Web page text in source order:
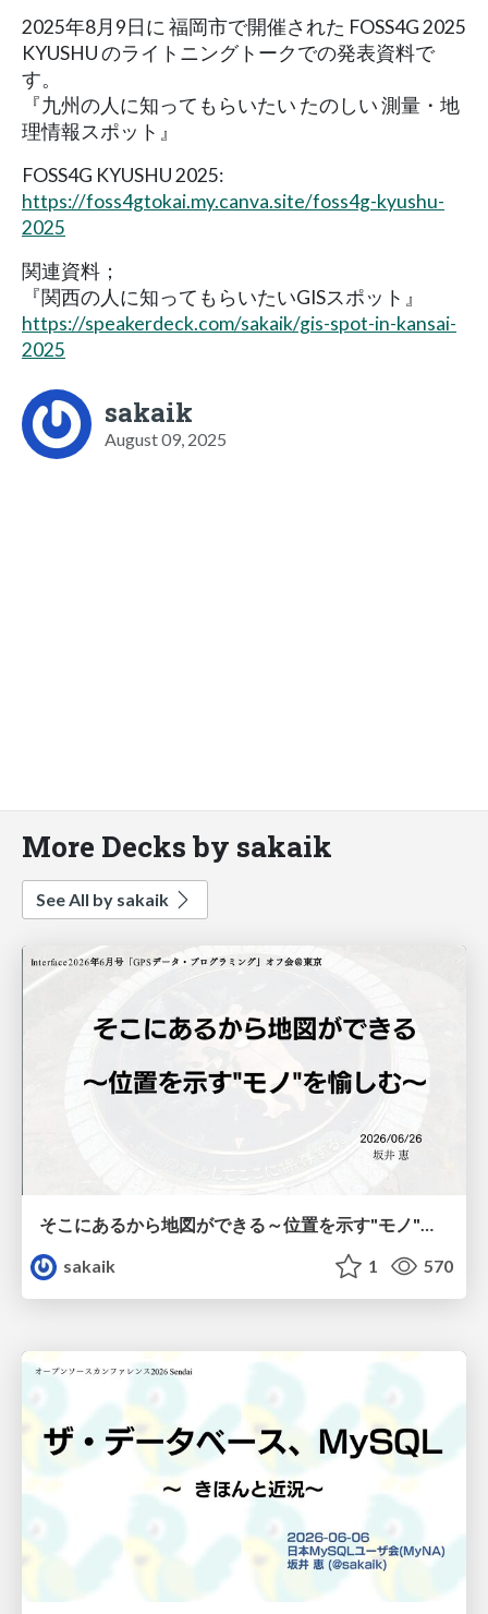
2025年8月9日に 福岡市で開催された FOSS4G 2025
KYUSHU のライトニングトークでの発表資料で
す。
『九州の人に知ってもらいたい たのしい 測量・地
理情報スポット』
FOSS4G KYUSHU 2025:
https://foss4gtokai.my.canva.site/foss4g-kyushu-
2025
関連資料；
『関西の人に知ってもらいたいGISスポット』
https://speakerdeck.com/sakaik/gis-spot-in-kansai-
2025
sakaik
August 09, 2025
More Decks by sakaik
See All by sakaik
そこにあるから地図ができる～位置を示す"モノ"を愉しむ～ - Interface 2026年6月号GPS特集オフ会 / interface_202606_GPS_offline
sakaik
1 570